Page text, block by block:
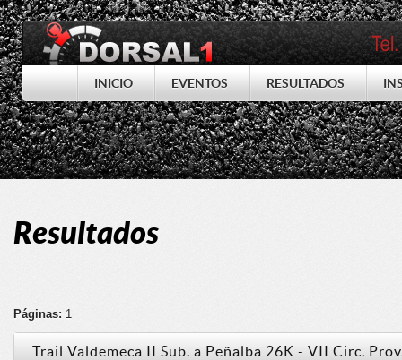
INICIO EVENTOS RESULTADOS
Resultados
Páginas: 1
Trail Valdemeca II Sub. a Peñalba 26K - VII Circ.